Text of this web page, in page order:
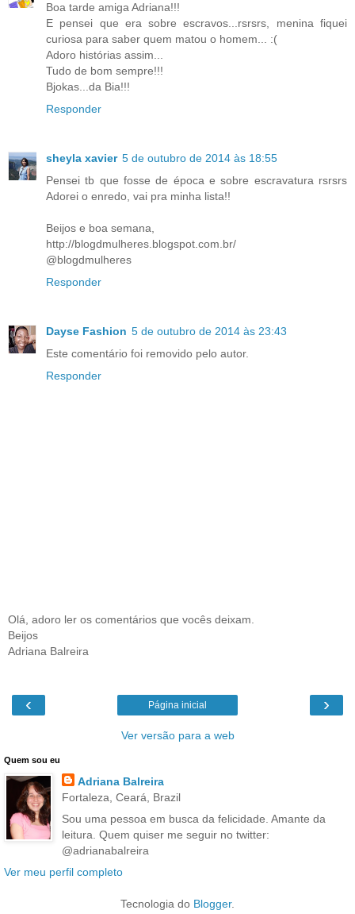
Boa tarde amiga Adriana!!!
E pensei que era sobre escravos...rsrsrs, menina fiquei
curiosa para saber quem matou o homem... :(
Adoro histórias assim...
Tudo de bom sempre!!!
Bjokas...da Bia!!!
Responder
sheyla xavier 5 de outubro de 2014 às 18:55
Pensei tb que fosse de época e sobre escravatura rsrsrs
Adorei o enredo, vai pra minha lista!!
Beijos e boa semana,
http://blogdmulheres.blogspot.com.br/
@blogdmulheres
Responder
Dayse Fashion 5 de outubro de 2014 às 23:43
Este comentário foi removido pelo autor.
Responder
Olá, adoro ler os comentários que vocês deixam.
Beijos
Adriana Balreira
‹ ›
Página inicial
Ver versão para a web
Quem sou eu
Adriana Balreira
Fortaleza, Ceará, Brazil
Sou uma pessoa em busca da felicidade. Amante da
leitura. Quem quiser me seguir no twitter:
@adrianabalreira
Ver meu perfil completo
Tecnologia do Blogger.